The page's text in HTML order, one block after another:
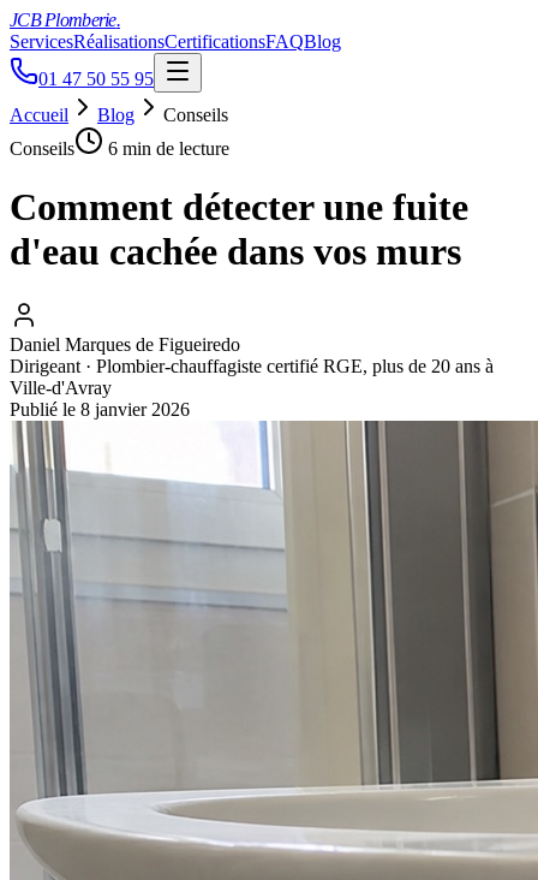
JCB Plomberie.
ServicesRéalisationsCertificationsFAQBlog
01 47 50 55 95
Accueil
Blog
Conseils
Conseils
6 min de lecture
Comment détecter une fuite
d'eau cachée dans vos murs
Daniel Marques de Figueiredo
Dirigeant · Plombier-chauffagiste certifié RGE, plus de 20 ans à
Ville-d'Avray
Publié le 8 janvier 2026